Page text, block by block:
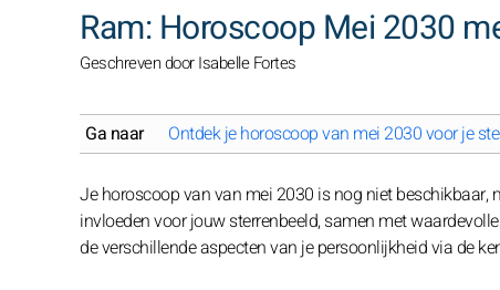
Ram: Horoscoop Mei 2030
Geschreven door Isabelle Fortes
Ga naar Ontdek je horoscoop van mei 2030 voor je
Je horoscoop van van mei 2030 is nog niet
invloeden voor jouw sterrenbeeld, samen met
de verschillende aspecten van je persoonlijkheid via de